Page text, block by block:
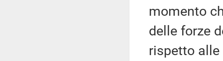
momento
delle forze
rispetto